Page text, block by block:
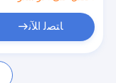
ﺎﺘﺼﻟ ﺍﻶﻧ